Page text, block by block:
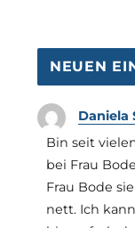
Daniela
Bin seit
bei Frau
Frau Bode
nett. Ich